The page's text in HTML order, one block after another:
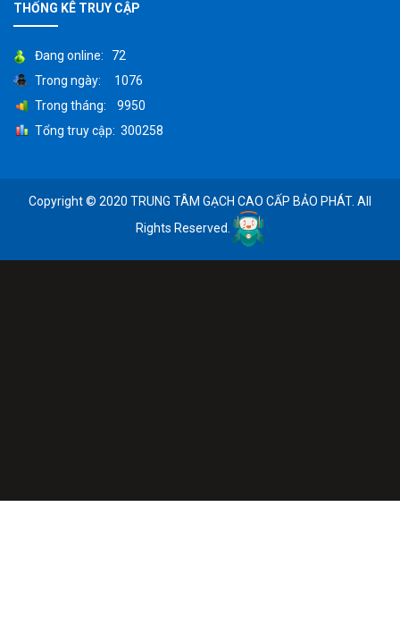
THỐNG KÊ TRUY CẬP
Đang online: 72
Trong ngày: 1076
Trong tháng: 9950
Tổng truy cập: 300258
Copyright © 2020 TRUNG TÂM GẠCH CAO CẤP BẢO PHÁT. All
Rights Reserved.